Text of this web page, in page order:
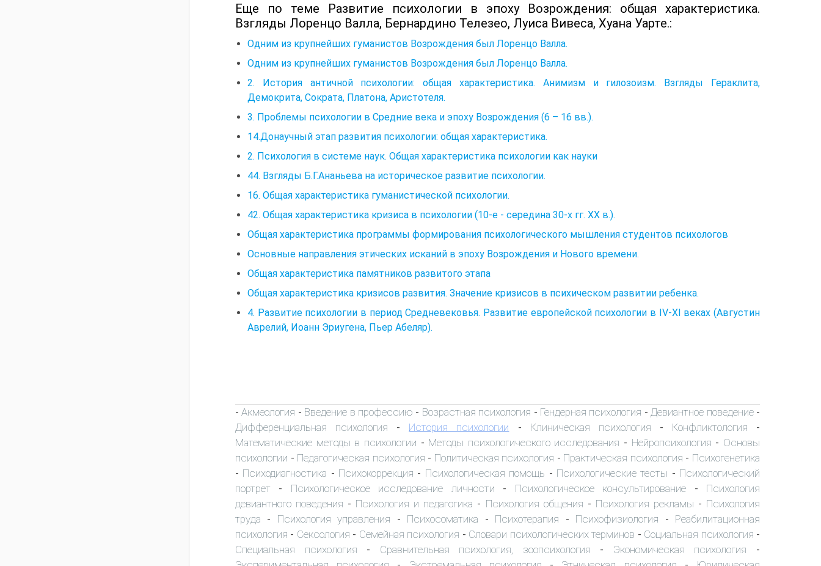
Еще по теме Развитие психологии в эпоху Возрождения: общая характеристика.
Взгляды Лоренцо Валла, Бернардино Телезео, Луиса Вивеса, Хуана Уарте.:
Одним из крупнейших гуманистов Возрождения был Лоренцо Валла.
Одним из крупнейших гуманистов Возрождения был Лоренцо Валла.
2. История античной психологии: общая характеристика. Анимизм и гилозоизм. Взгляды Гераклита,
Демокрита, Сократа, Платона, Аристотеля.
3. Проблемы психологии в Средние века и эпоху Возрождения (6 – 16 вв.).
14.Донаучный этап развития психологии: общая характеристика.
2. Психология в системе наук. Общая характеристика психологии как науки
44. Взгляды Б.Г.Ананьева на историческое развитие психологии.
16. Общая характеристика гуманистической психологии.
42. Общая характеристика кризиса в психологии (10-е - середина 30-х гг. XX в.).
Общая характеристика программы формирования психологического мышления студентов психологов
Основные направления этических исканий в эпоху Возрождения и Нового времени.
Общая характеристика памятников развитого этапа
Общая характеристика кризисов развития. Значение кризисов в психическом развитии ребенка.
4. Развитие психологии в период Средневековья. Развитие европейской психологии в IV-XI веках (Августин
Аврелий, Иоанн Эриугена, Пьер Абеляр).
-Акмеология - Введение в профессию - Возрастная психология - Гендерная психология - Девиантное поведение-
Дифференциальная психология - История психологии - Клиническая психология - Конфликтология -
Математические методы в психологии - Методы психологического исследования - Нейропсихология - Основы
психологии - Педагогическая психология - Политическая психология - Практическая психология - Психогенетика
- Психодиагностика - Психокоррекция - Психологическая помощь - Психологические тесты - Психологический
портрет - Психологическое исследование личности - Психологическое консультирование - Психология
девиантного поведения - Психология и педагогика - Психология общения - Психология рекламы - Психология
труда - Психология управления - Психосоматика - Психотерапия - Психофизиология - Реабилитационная
психология - Сексология - Семейная психология - Словари психологических терминов - Социальная психология -
Специальная психология - Сравнительная психология, зоопсихология - Экономическая психология -